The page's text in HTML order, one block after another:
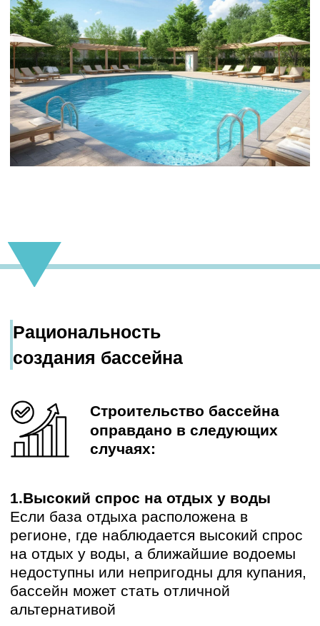
Строительство бассейна
4.Увеличение сезона
Крытый бассейн позволяет продлить
туристический сезон и привлекать
клиентов круглый год.
оправдано в следующих
случаях:
Бассейн позволяет расширить спектр
предлагаемых услуг, таких как
аквааэробика, занятия по плаванию,
проведение вечеринок и мероприятий у
преимущество, которое позволит
привлечь больше клиентов, особенно
семей с детьми
1.Высокий спрос на отдых у воды
Если база отдыха расположена в
регионе, где наблюдается высокий спрос
на отдых у воды, а ближайшие водоемы
недоступны или непригодны для купания,
бассейн может стать отличной
Строительство
бассейна может
оказаться убыточным в
следующих случаях:
1.Низкий спрос на отдых у воды
Если в регионе достаточно